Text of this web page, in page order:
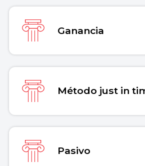
Ganancia
Método just in
Pasivo